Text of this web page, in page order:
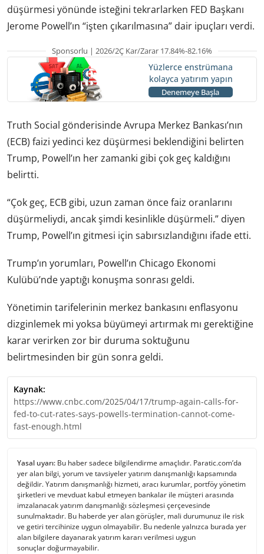
düşürmesi yönünde isteğini tekrarlarken FED Başkanı
Jerome Powell’ın “işten çıkarılmasına” dair ipuçları verdi.
Sponsorlu | 2026/2Ç Kar/Zarar 17.84%-82.16%
Yüzlerce enstrümana
kolayca yatırım yapın
Denemeye Başla
Truth Social gönderisinde Avrupa Merkez Bankası’nın
(ECB) faizi yedinci kez düşürmesi beklendiğini belirten
Trump, Powell’ın her zamanki gibi çok geç kaldığını
belirtti.
“Çok geç, ECB gibi, uzun zaman önce faiz oranlarını
düşürmeliydi, ancak şimdi kesinlikle düşürmeli.” diyen
Trump, Powell’ın gitmesi için sabırsızlandığını ifade etti.
Trump’ın yorumları, Powell’ın Chicago Ekonomi
Kulübü’nde yaptığı konuşma sonrası geldi.
Yönetimin tarifelerinin merkez bankasını enflasyonu
dizginlemek mi yoksa büyümeyi artırmak mı gerektiğine
karar verirken zor bir duruma soktuğunu
belirtmesinden bir gün sonra geldi.
Kaynak:
https://www.cnbc.com/2025/04/17/trump-again-calls-for-
fed-to-cut-rates-says-powells-termination-cannot-come-
fast-enough.html
Yasal uyarı: Bu haber sadece bilgilendirme amaçlıdır. Paratic.com’da
yer alan bilgi, yorum ve tavsiyeler yatırım danışmanlığı kapsamında
değildir. Yatırım danışmanlığı hizmeti, aracı kurumlar, portföy yönetim
şirketleri ve mevduat kabul etmeyen bankalar ile müşteri arasında
imzalanacak yatırım danışmanlığı sözleşmesi çerçevesinde
sunulmaktadır. Bu haberde yer alan görüşler, mali durumunuz ile risk
ve getiri tercihinize uygun olmayabilir. Bu nedenle yalnızca burada yer
alan bilgilere dayanarak yatırım kararı verilmesi uygun
sonuçlar doğurmayabilir.